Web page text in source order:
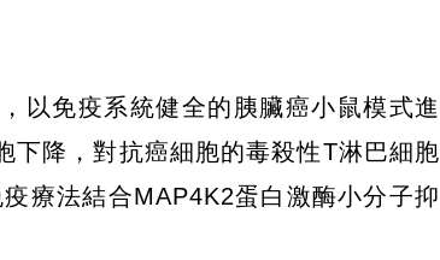
以免疫系統健全的胰臟癌小鼠模式進
下降，對抗癌細胞的毒殺性T淋巴細胞
療法結合MAP4K2蛋白激酶小分子抑